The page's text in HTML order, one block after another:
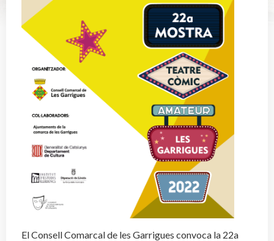
El Consell Comarcal de les Garrigues convoca la 22a